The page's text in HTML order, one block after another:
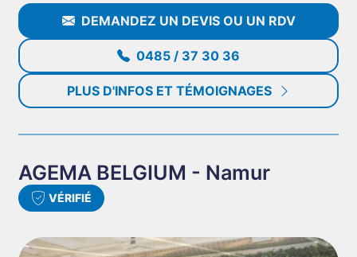
DEMANDEZ UN DEVIS OU UN RDV
0485 / 37 30 36
PLUS D'INFOS ET TÉMOIGNAGES
AGEMA BELGIUM - Namur
VÉRIFIÉ